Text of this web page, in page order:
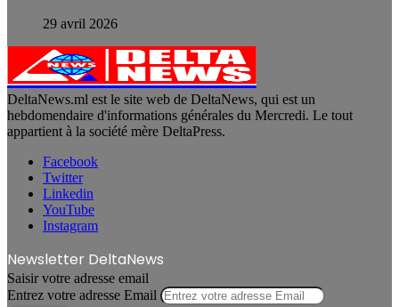
29 avril 2026
DeltaNews.ml est le site web de DeltaNews, qui est un
hebdomendaire d'informations générales du Mercredi. Le tout
appartient à la société mère DeltaPress.
Facebook
Twitter
Linkedin
YouTube
Instagram
Newsletter DeltaNews
Saisir votre adresse email
Entrez votre adresse Email